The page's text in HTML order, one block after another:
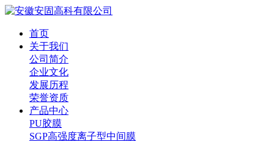
首页
关于我们
公司简介
企业文化
发展历程
荣誉资质
产品中心
PU胶膜
SGP高强度离子型中间膜